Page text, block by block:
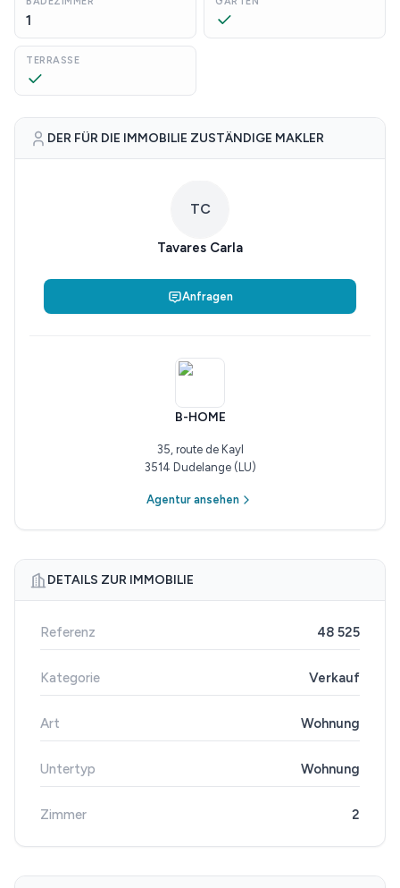
1
TERRASSE
DER FÜR DIE IMMOBILIE ZUSTÄNDIGE MAKLER
TC
Tavares Carla
Anfragen
B-HOME
35, route de Kayl
3514 Dudelange (LU)
Agentur ansehen
DETAILS ZUR IMMOBILIE
Referenz 48 525
Kategorie Verkauf
Art Wohnung
Untertyp Wohnung
Zimmer 2